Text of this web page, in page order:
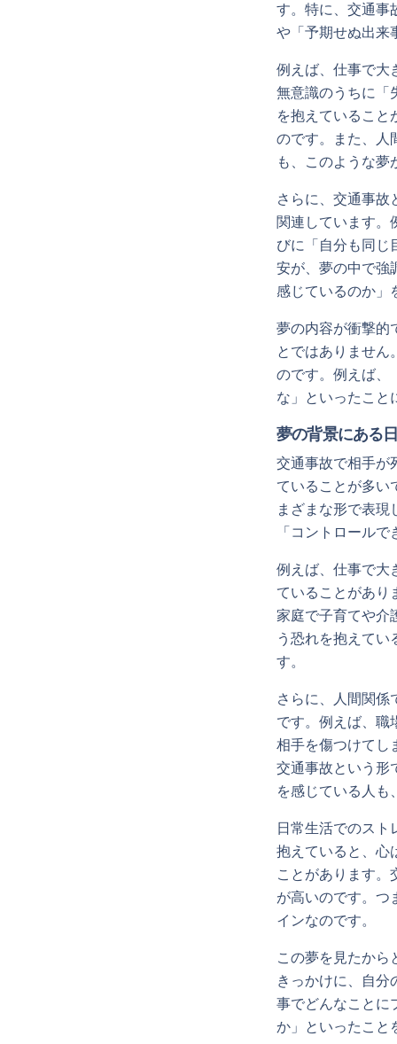
す。特に、交通事
や「予期せぬ出来
例えば、仕事で大
無意識のうちに「
を抱えていること
のです。また、人
も、このような夢
さらに、交通事故
関連しています。
びに「自分も同じ
安が、夢の中で強
感じているのか」
夢の内容が衝撃的
とではありません
のです。例えば、
な」といったこと
夢の背景にある
交通事故で相手が
ていることが多い
まざまな形で表
「コントロール
例えば、仕事で大
ていることがあり
家庭で子育てや介
う恐れを抱えて
す。
さらに、人間関係
です。例えば、職
相手を傷つけてし
交通事故という形
を感じている人も
日常生活でのスト
抱えていると、心
ことがあります。
が高いのです。つ
インなのです。
この夢を見たから
きっかけに、自分
事でどんなことに
か」といったこと